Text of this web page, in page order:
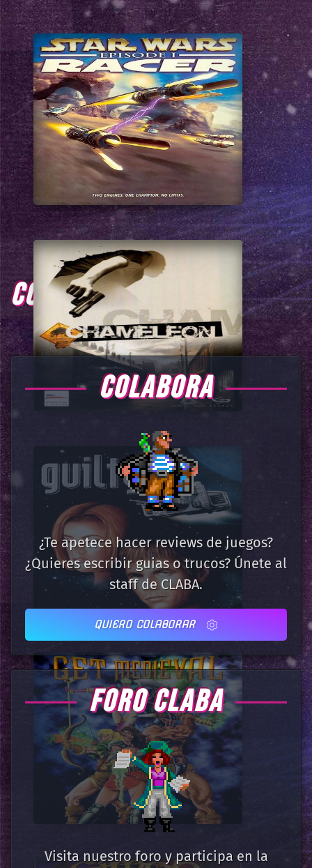
COMENTARIOS
COLABORA
¿Te apetece hacer reviews de juegos?
¿Quieres escribir guias o trucos? Únete al
staff de CLABA.
QUIERO COLABORAR
FORO CLABA
Visita nuestro foro y participa en la